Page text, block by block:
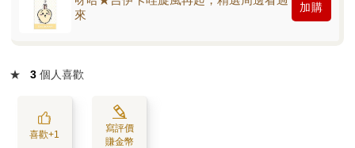
來
加購
★ 3 個人喜歡
喜歡+1
寫評價
賺金幣